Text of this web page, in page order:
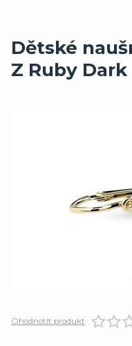
Dětské
Z Ruby Dark
Ohodnotit produkt